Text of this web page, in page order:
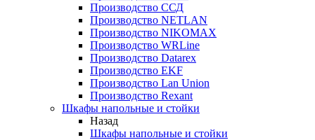
Производство ССД
Производство NETLAN
Производство NIKOMAX
Производство WRLine
Производство Datarex
Производство EKF
Производство Lan Union
Производство Rexant
Шкафы напольные и стойки
Назад
Шкафы напольные и стойки